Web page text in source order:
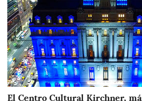
El Centro Cultural Kirchner,